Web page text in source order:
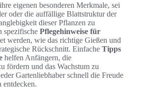
eigenen besonderen Merkmale, sei
oder die auffällige Blattstruktur der
dieser Pflanzen zu
spezifische Pflegehinweise für
werden, wie das richtige Gießen und
Rückschnitt. Einfache Tipps
helfen Anfängern, die
fördern und das Wachstum zu
Gartenliebhaber schnell die Freude
entdecken.